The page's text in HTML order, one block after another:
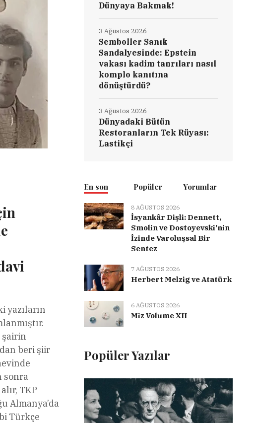
yazıların
şairin
beri şiir
sonra
TKP
Almanya’da
Türkçe
Dünyaya Bakmak!
Semboller Sanık
Sandalyesinde: Epstein
vakası kadim tanrıları nasıl
komplo kanıtına
dönüştürdü?
3 Ağustos 2026
Dünyadaki Bütün
Restoranların Tek Rüyası:
Lastikçi
3 Ağustos 2026
En son Popüler Yorumlar
8 AĞUSTOS 2026
İsyankâr Dişli: Dennett,
Smolin ve Dostoyevski’nin
İzinde Varoluşsal Bir
Sentez
7 AĞUSTOS 2026
Herbert Melzig ve Atatürk
6 AĞUSTOS 2026
Miz Volume XII
Popüler Yazılar